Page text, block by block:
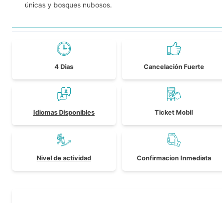
únicas y bosques nubosos.
4 Dias Cancelación Fuerte
Idiomas Disponibles Ticket Mobil
Nivel de actividad Confirmacion Inmediata